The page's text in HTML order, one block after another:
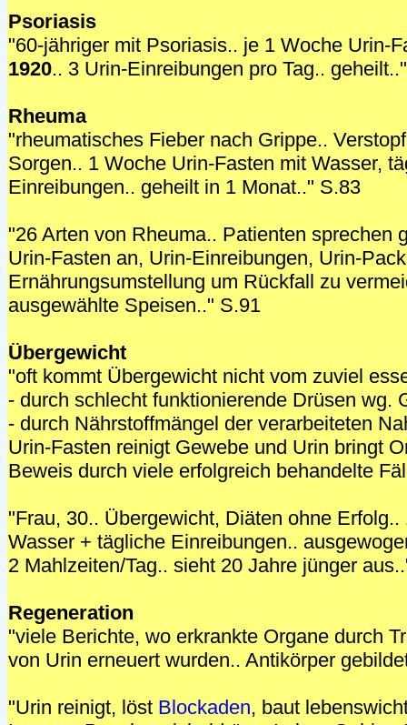
Psoriasis
"60-jähriger mit Psoriasis.. je 1 Woche Urin-
1920.. 3 Urin-Einreibungen pro Tag..
Rheuma
"rheumatisches Fieber nach Grippe..
Sorgen.. 1 Woche Urin-Fasten mit Wasser,
Einreibungen.. geheilt in 1 Monat.." S.83
"26 Arten von Rheuma.. Patienten sprechen
Urin-Fasten an, Urin-Einreibungen, Urin-
Ernährungsumstellung um Rückfall zu
ausgewählte Speisen.." S.91
Übergewicht
"oft kommt Übergewicht nicht vom zuviel
- durch schlecht funktionierende Drüsen wg.
- durch Nährstoffmängel der verarbeiteten
Urin-Fasten reinigt Gewebe und Urin bringt
Beweis durch viele erfolgreich behandelte
"Frau, 30.. Übergewicht, Diäten ohne
Wasser + tägliche Einreibungen..
2 Mahlzeiten/Tag.. sieht 20 Jahre jünger
Regeneration
"viele Berichte, wo erkrankte Organe durch
von Urin erneuert wurden.. Antikörper
"Urin reinigt, löst Blockaden, baut